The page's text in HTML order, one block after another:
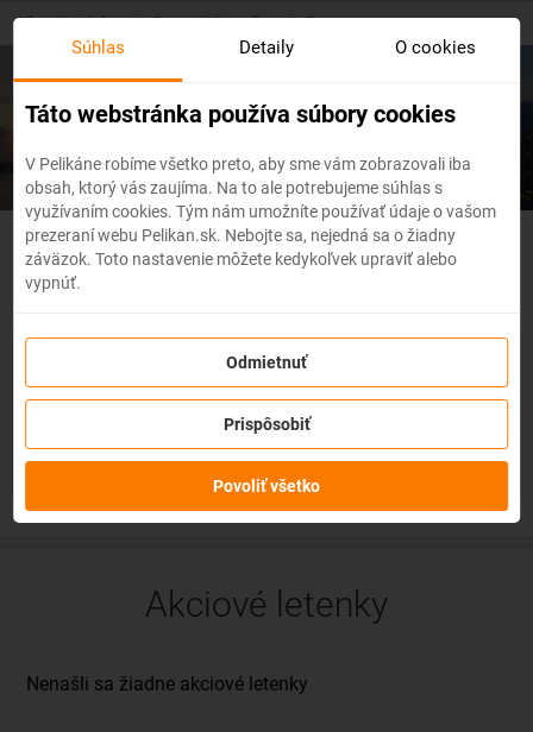
Skip
content
Hlavná stránka / Severná Amerika / Panama
Lacné letenkyPanama
- Flexibilné letenky
zmena z akéhokoľvek dôvodu
letenky do 3 dní pred odletombez udania dôvodu!Po
zakúpení služby získate na zmenu údajov na letenke k
dispozíciikredit vo výške až 80% ceny z rezervácie.Službu si
môžete zakúpiť priamo pri procese rezervácie letenky.
Akciové letenky
Súhlas Detaily O cookies
Táto webstránka používa súbory cookies
V Pelikáne robíme všetko preto, aby sme vám zobrazovali iba
obsah, ktorý vás zaujíma. Na to ale potrebujeme súhlas s
využívaním cookies. Tým nám umožníte používať údaje o vašom
prezeraní webu Pelikan.sk. Nebojte sa, nejedná sa o žiadny
záväzok. Toto nastavenie môžete kedykoľvek upraviť alebo
vypnúť.
Odmietnuť
Prispôsobiť
Povoliť všetko